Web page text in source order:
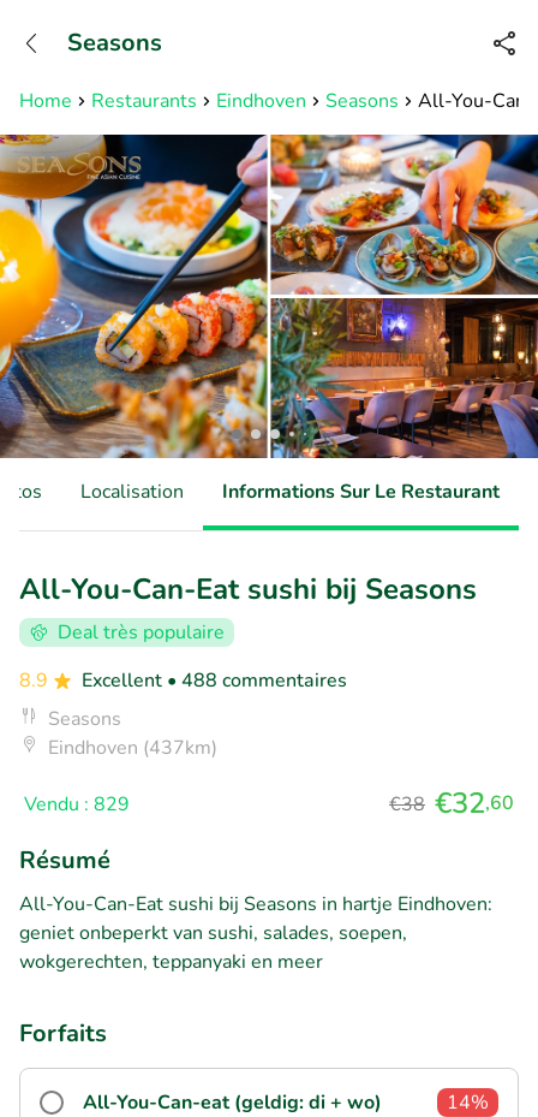
Disponible jusqu'à 23:00 heures
Home Restaurants Eindhoven Seasons All-You-Can-
Seasons
Localisation Informations Sur Le Restaurant
All-You-Can-Eat sushi bij Seasons
Deal très populaire
8.9
Excellent • 488 commentaires
Seasons
Eindhoven (437km)
Vendu : 829 €38 €32,60
Résumé
All-You-Can-Eat sushi bij Seasons in hartje Eindhoven:
geniet onbeperkt van sushi, salades, soepen,
wokgerechten, teppanyaki en meer
Forfaits
All-You-Can-eat (geldig: di + wo)
14%